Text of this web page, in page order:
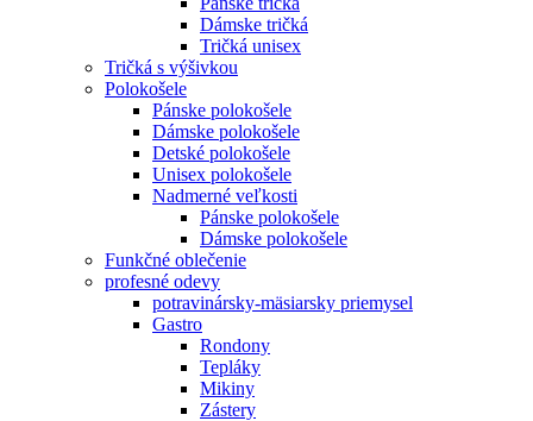
Dámske tričká
Tričká unisex
Tričká s výšivkou
Polokošele
Pánske polokošele
Dámske polokošele
Detské polokošele
Unisex polokošele
Nadmerné veľkosti
Pánske polokošele
Dámske polokošele
Funkčné oblečenie
profesné odevy
potravinársky-mäsiarsky priemysel
Gastro
Rondony
Tepláky
Mikiny
Zástery